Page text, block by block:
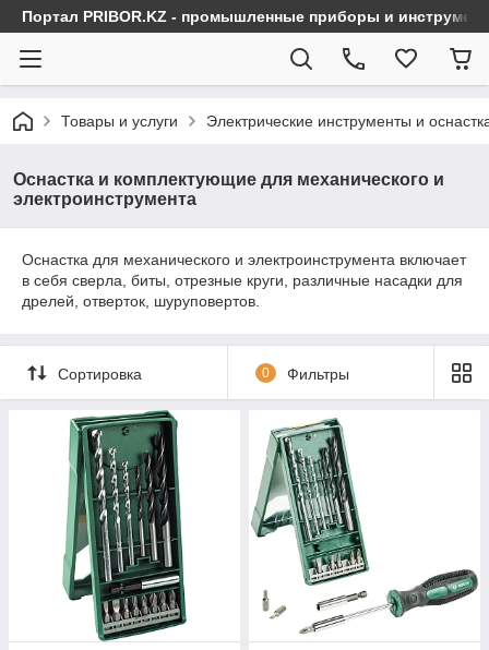
Портал PRIBOR.KZ - промышленные приборы и
Товары и услуги Электрические инструменты и
Оснастка и комплектующие для механического и
электроинструмента
Оснастка для механического и электроинструмента включает
в себя сверла, биты, отрезные круги, различные насадки для
дрелей, отверток, шуруповертов.
Сортировка 0 Фильтры